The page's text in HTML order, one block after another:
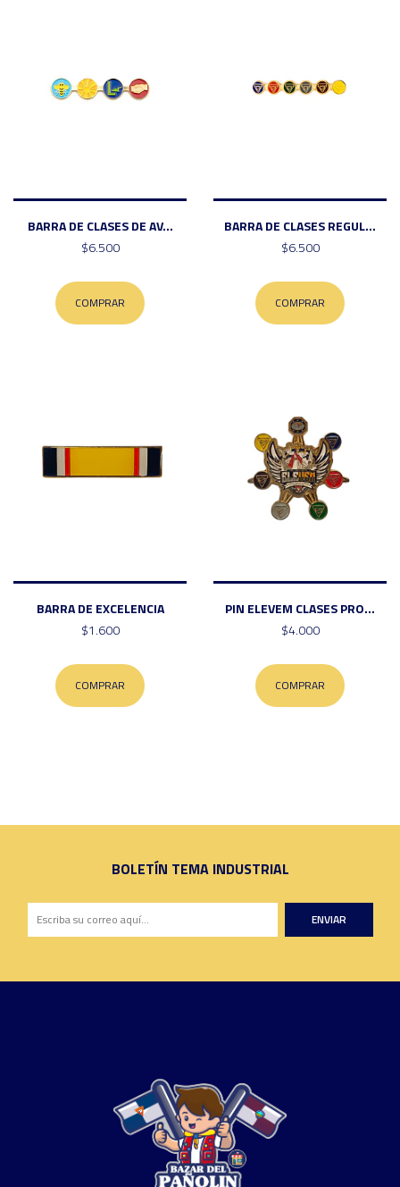
BARRA DE CLASES DE AV...
$6.500
COMPRAR
BARRA DE CLASES REGUL...
$6.500
COMPRAR
BARRA DE EXCELENCIA
$1.600
COMPRAR
PIN ELEVEM CLASES PRO...
$4.000
COMPRAR
BOLETÍN TEMA INDUSTRIAL
ENVIAR